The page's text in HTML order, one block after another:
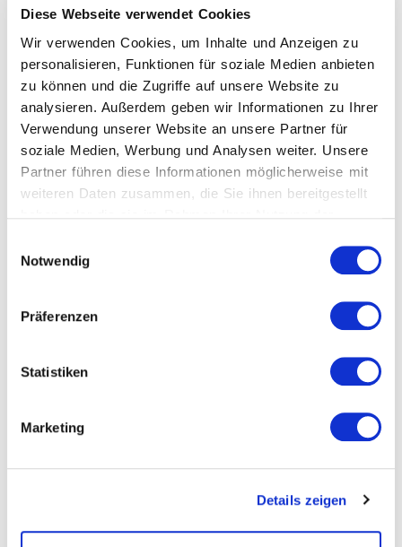
Diese Webseite verwendet Cookies
Wir verwenden Cookies, um Inhalte und Anzeigen zu
personalisieren, Funktionen für soziale Medien anbieten
zu können und die Zugriffe auf unsere Website zu
analysieren. Außerdem geben wir Informationen zu Ihrer
Verwendung unserer Website an unsere Partner für
soziale Medien, Werbung und Analysen weiter. Unsere
Partner führen diese Informationen möglicherweise mit
weiteren Daten zusammen, die Sie ihnen bereitgestellt
Notwendig
Präferenzen
Statistiken
Marketing
Details zeigen
6 - Cat.K
Art. C10 GLOSS
Art. D61 BOUCLÈ
Art. E35 SCHMOOZE
Art. E36 MURMUR SMALL
Art. E37 MURMUR BIG
Art. E46 DINARD
Art. E54 PORTICCIO
Art. E58 DECOR (only digital)
Art. E61 DECOR (only digital)
Art. E68 LIPARI
Art. E70 RODI
Art. E83 SAHARA